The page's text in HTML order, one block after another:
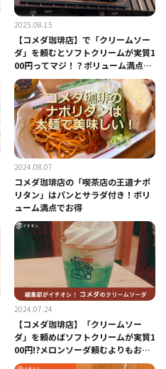
2025.08.15
【コメダ珈琲店】で「クリームソー
ダ」を頼むとソフトクリームが実質1
00円ってマジ！？ボリューム満点で
お得感も◎
2024.08.07
コメダ珈琲店の「喫茶店の王道ナポ
リタン」はパンとサラダ付き！ボリ
ューム満点でお得
2024.07.24
【コメダ珈琲店】「クリームソー
ダ」を頼めばソフトクリームが実質1
00円!?メロンソーダ頼むよりもお得
感ありかも～！